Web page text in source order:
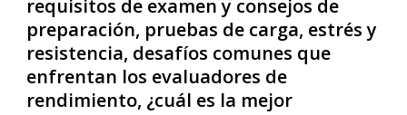
requisitos de examen y consejos de
preparación, pruebas de carga, estrés y
resistencia, desafíos comunes que
enfrentan los evaluadores de
rendimiento, ¿cuál es la mejor